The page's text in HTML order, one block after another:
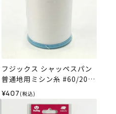
フジックス シャッペスパン
普通地用ミシン糸 #60/200
m col.401＜白＞
¥407 (税込)